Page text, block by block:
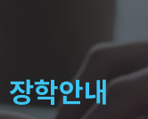
장학안내